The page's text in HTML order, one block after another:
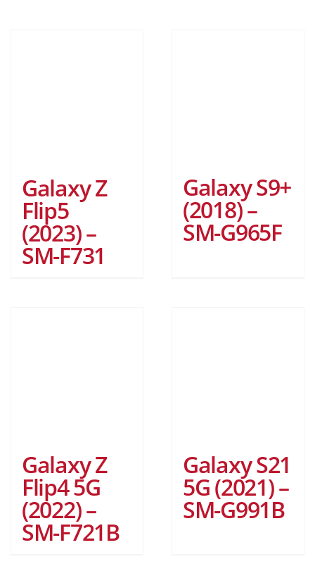
Galaxy Z
Flip5
(2023) –
SM-F731
Galaxy S9+
(2018) –
SM-G965F
Galaxy Z
Flip4 5G
(2022) –
SM-F721B
Galaxy S21
5G (2021) –
SM-G991B